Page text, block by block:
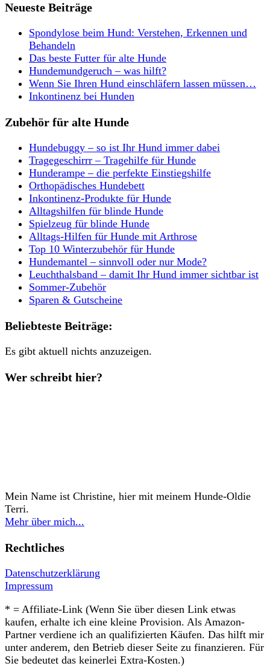
Neueste Beiträge
Spondylose beim Hund: Verstehen, Erkennen und
Behandeln
Das beste Futter für alte Hunde
Hundemundgeruch – was hilft?
Wenn Sie Ihren Hund einschläfern lassen müssen…
Inkontinenz bei Hunden
Zubehör für alte Hunde
Hundebuggy – so ist Ihr Hund immer dabei
Tragegeschirrr – Tragehilfe für Hunde
Hunderampe – die perfekte Einstiegshilfe
Orthopädisches Hundebett
Inkontinenz-Produkte für Hunde
Alltagshilfen für blinde Hunde
Spielzeug für blinde Hunde
Alltags-Hilfen für Hunde mit Arthrose
Top 10 Winterzubehör für Hunde
Hundemantel – sinnvoll oder nur Mode?
Leuchthalsband – damit Ihr Hund immer sichtbar ist
Sommer-Zubehör
Sparen & Gutscheine
Beliebteste Beiträge:
Es gibt aktuell nichts anzuzeigen.
Wer schreibt hier?
Mein Name ist Christine, hier mit meinem Hunde-Oldie
Terri.
Mehr über mich...
Rechtliches
Datenschutzerklärung
Impressum
* = Affiliate-Link (Wenn Sie über diesen Link etwas
kaufen, erhalte ich eine kleine Provision. Als Amazon-
Partner verdiene ich an qualifizierten Käufen. Das hilft mir
unter anderem, den Betrieb dieser Seite zu finanzieren. Für
Sie bedeutet das keinerlei Extra-Kosten.)